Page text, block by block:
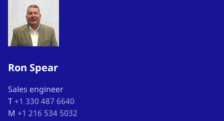
Ron Spear
Sales engineer
T +1 330 487 6640
M +1 216 534 5032